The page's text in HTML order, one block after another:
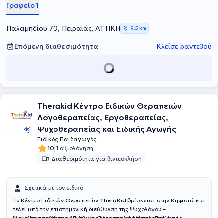
σχεδιάζεται εξατομικευμένο πρόγραμμα παρέμβασης με στόχο τη
βελτίωση της ανάγνωσης, της γραφής, της κατανόησης, της
συγκέντρωσης, της οργάνωσης και των στρατηγικών μάθησης. Η
ειδική παιδαγωγική παρέμβαση αποσκοπεί στην ενίσχυση της
αυτοπεποίθησης του παιδιού, στην ανάπτυξη της αυτονομίας του
και στη δημιουργία μιας θετικής σχέσης με τη μάθηση.
Γραφείο 1
Παλαμηδίου 70, Πειραιάς, ΑΤΤΙΚΗ 9,5 km
Επόμενη διαθεσιμότητα Κλείσε ραντεβού
Therakid Κέντρο Ειδικών Θεραπειών
Λογοθεραπείας, Εργοθεραπείας,
Ψυχοθεραπείας και Ειδικής Αγωγής
Ειδικός Παιδαγωγός
10|1 αξιολόγηση
Διαθεσιμότητα για βιντεοκλήση
Σχετικά με τον ειδικό
Το Κέντρο Ειδικών Θεραπειών TheraKid βρίσκεται στην Κηφισιά και
τελεί υπό την επιστημονική διεύθυνση της Ψυχολόγου –